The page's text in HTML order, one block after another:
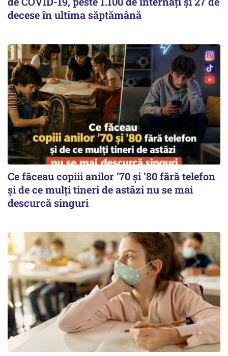
decese în ultima săptămână
Ce făceau copiii anilor ’70 și ’80 fără telefon
și de ce mulți tineri de astăzi nu se mai
descurcă singuri